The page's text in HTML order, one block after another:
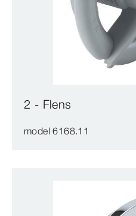
2 - Flens
model 6168.11